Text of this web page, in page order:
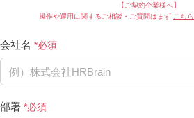
【ご契約企業様へ】
操作や運用に関するご相談・ご質問はまず こちら
会社名
部署